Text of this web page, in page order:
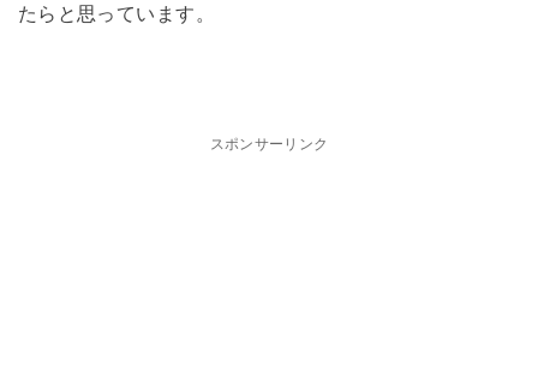
たらと思っています。
スポンサーリンク